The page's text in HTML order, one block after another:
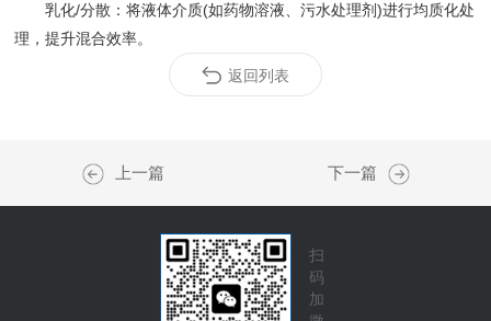
‌乳化/分散‌：将液体介质(如药物溶液、污水处理剂)进行均质化处
理，提升混合效率。
返回列表
上一篇 下一篇
扫
码
加